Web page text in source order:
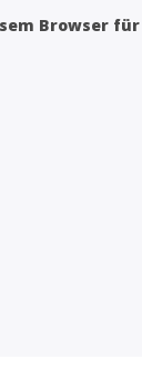
Browser